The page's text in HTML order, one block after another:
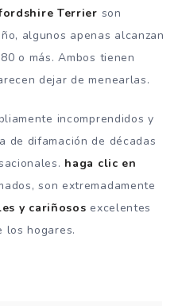
Terrier son
algunos apenas alcanzan
o más. Ambos tienen
dejar de menearlas.
incomprendidos y
de difamación de décadas
haga clic en
son extremadamente
y cariñosos excelentes
los hogares.